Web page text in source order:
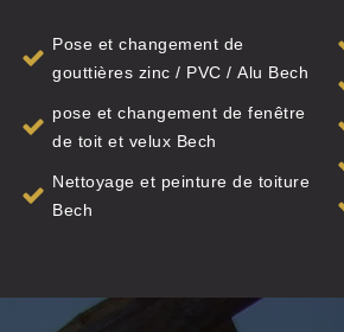
Pose et changement de
gouttières zinc / PVC / Alu Bech
pose et changement de fenêtre
de toit et velux Bech
Nettoyage et peinture de toiture
Bech